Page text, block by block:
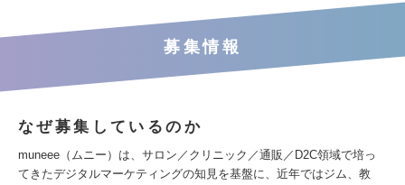
募集情報
なぜ募集しているのか
muneee（ムニー）は、サロン／クリニック／通販／D2C領域で培っ
てきたデジタルマーケティングの知見を基盤に、近年ではジム、教